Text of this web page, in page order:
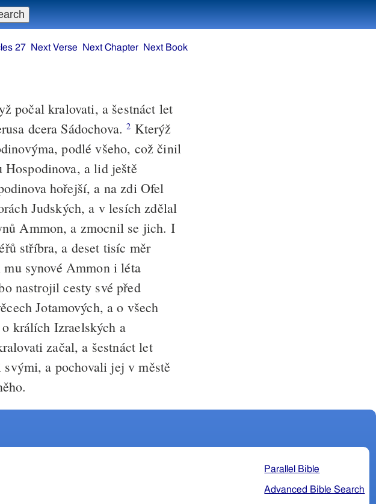
počal kralovati, a šestnáct let
dcera Sádochova.2 Kterýž
podlé všeho, což činil
Hospodinova, a lid ještě
hořejší, a na zdi Ofel
Judských, a v lesích zdělal
Ammon, a zmocnil se jich. I
stříbra, a deset tisíc měr
synové Ammon i léta
nastrojil cesty své před
Jotamových, a o všech
králích Izraelských a
začal, a šestnáct let
a pochovali jej v městě
Parallel Bible
Advanced Bible Search
27 Next Verse Next Chapter Next Book